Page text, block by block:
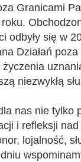
Granicami
odbyły się w
Działań
życzenia
niezwykłą
nas nie tylko
i refleksji
lojalność,